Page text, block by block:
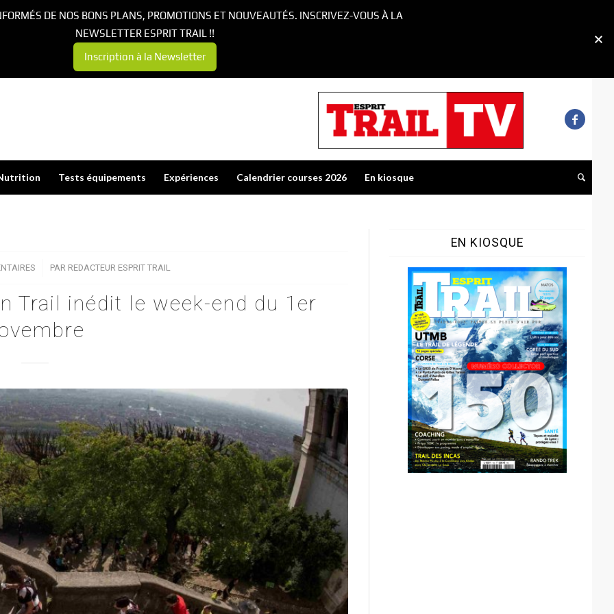
Tests équipements Expériences Calendrier courses 2026 En kiosque
PAR REDACTEUR ESPRIT TRAIL
Trail inédit le week-end du 1er
EN KIOSQUE
DE NOS BONS PLANS, PROMOTIONS ET NOUVEAUTÉS. INSCRIVEZ-VOUS À LA
NEWSLETTER ESPRIT TRAIL !!
Inscription à la Newsletter